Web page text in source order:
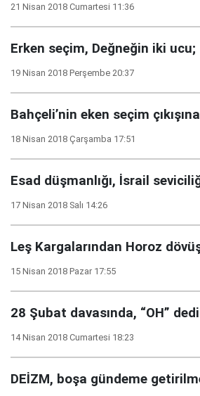
21 Nisan 2018 Cumartesi 11:36
Erken seçim, Değneğin iki ucu;
19 Nisan 2018 Perşembe 20:37
Bahçeli’nin eken seçim
18 Nisan 2018 Çarşamba 17:51
Esad düşmanlığı, İsrail
17 Nisan 2018 Salı 14:26
Leş Kargalarından Horoz
15 Nisan 2018 Pazar 17:55
28 Şubat davasında, “OH”
14 Nisan 2018 Cumartesi 18:23
DEİZM, boşa gündeme